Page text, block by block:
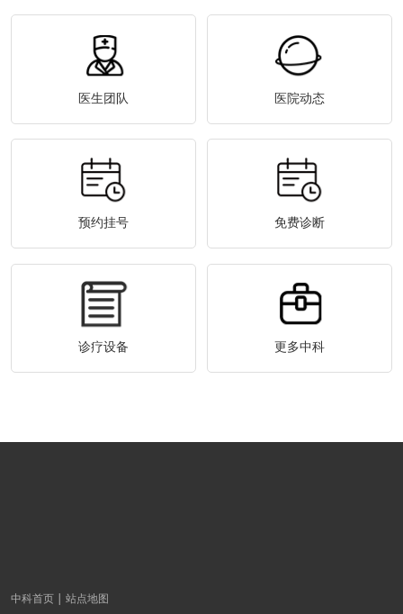
医生团队 医院动态
预约挂号 免费诊断
诊疗设备 更多中科
中科首页 站点地图